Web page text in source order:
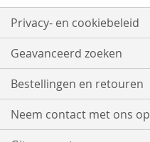
Privacy- en cookiebeleid
Geavanceerd zoeken
Bestellingen en retouren
Neem contact met ons op